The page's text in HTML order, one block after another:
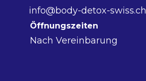
info@body-detox-swiss.ch
Öffnungszeiten
Nach Vereinbarung